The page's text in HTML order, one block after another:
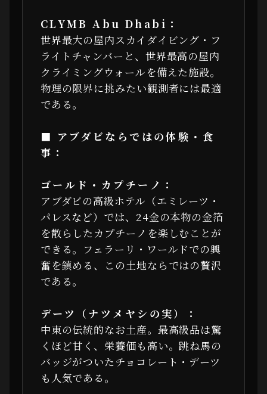
CLYMB Abu Dhabi：
世界最大の屋内スカイダイビング・フ
ライトチャンバーと、世界最高の屋内
クライミングウォールを備えた施設。
物理の限界に挑みたい観測者には最適
である。
■ アブダビならではの体験・食
事：
ゴールド・カプチーノ：
アブダビの高級ホテル（エミレーツ・
パレスなど）では、24金の本物の金箔
を散らしたカプチーノを楽しむことが
できる。フェラーリ・ワールドでの興
奮を鎮める、この土地ならではの贅沢
である。
デーツ（ナツメヤシの実）：
中東の伝統的なお土産。最高級品は驚
くほど甘く、栄養価も高い。跳ね馬の
バッジがついたチョコレート・デーツ
も人気である。